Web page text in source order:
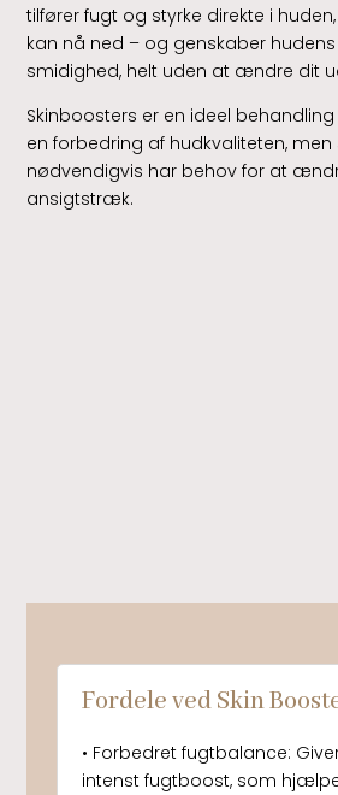
tilfører fugt og styrke direkte i huden
kan nå ned – og genskaber
smidighed, helt uden at ændre dit
Skinboosters er en ideel
en forbedring af hudkvaliteten, men
nødvendigvis har behov for at
ansigtstræk.
Fordele ved Skin
• Forbedret fugtbalance:
intenst fugtboost, som